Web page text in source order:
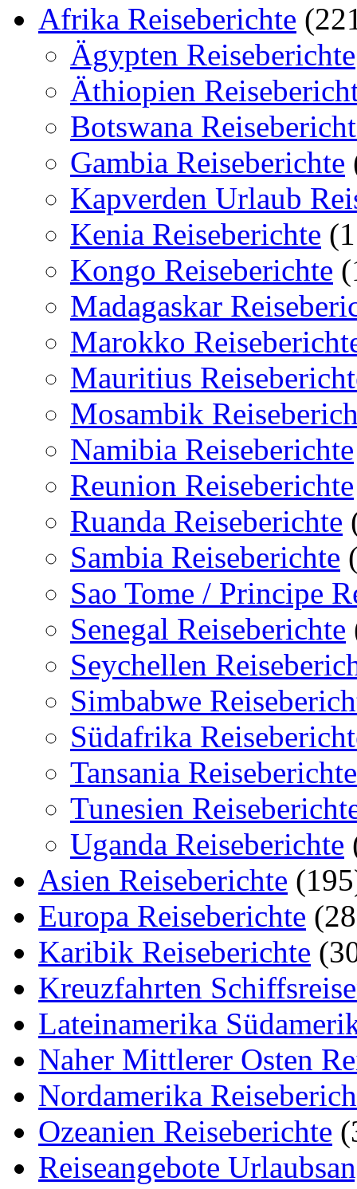
Afrika Reiseberichte
Ägypten Reiseberichte
Äthiopien
Botswana
Gambia Reiseberichte
Kapverden Urlaub
Kenia Reiseberichte
Kongo Reiseberichte
Madagaskar
Marokko
Mauritius
Mosambik
Namibia Reiseberichte
Reunion Reiseberichte
Ruanda Reiseberichte
Sambia Reiseberichte
Sao Tome / Principe
Senegal Reiseberichte
Seychellen
Simbabwe
Südafrika
Tansania Reiseberichte
Tunesien
Uganda Reiseberichte
Asien Reiseberichte
Europa Reiseberichte
Karibik Reiseberichte
Kreuzfahrten
Lateinamerika
Naher Mittlerer Osten
Nordamerika
Ozeanien Reiseberichte
Reiseangebote